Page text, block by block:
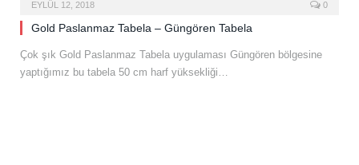
EYLÜL 12, 2018 0
Gold Paslanmaz Tabela – Güngören Tabela
Çok şık Gold Paslanmaz Tabela uygulaması Güngören bölgesine
yaptığımız bu tabela 50 cm harf yüksekliği…